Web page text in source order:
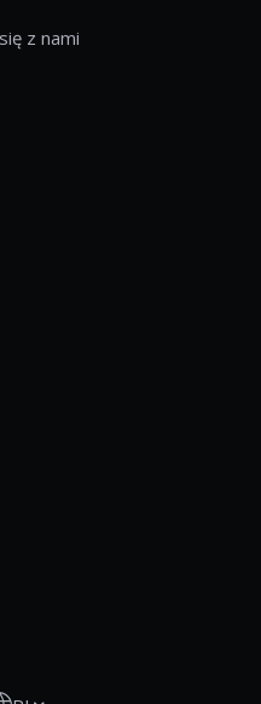
z nami